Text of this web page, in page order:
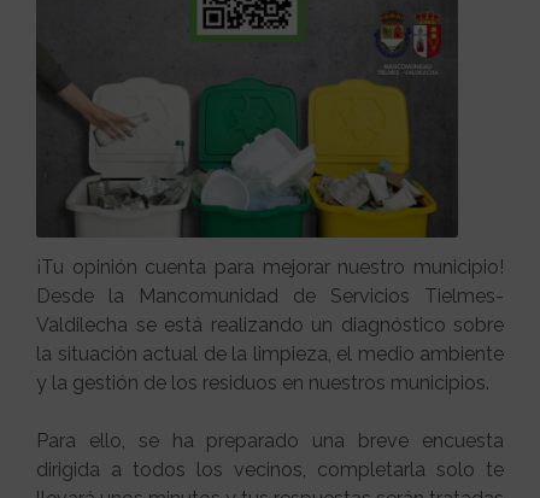
¡Tu opinión cuenta para mejorar nuestro municipio!
Desde la Mancomunidad de Servicios Tielmes-
Valdilecha se está realizando un diagnóstico sobre
la situación actual de la limpieza, el medio ambiente
y la gestión de los residuos en nuestros municipios.
Para ello, se ha preparado una breve encuesta
dirigida a todos los vecinos, completarla solo te